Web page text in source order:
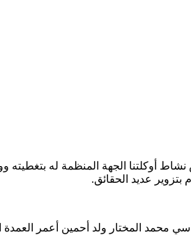
أوكلتنا الجهة المنظمة له بتغطيته
عديد الحقائق.
06-04-2018، والمتعلق بانضمام الوجيه والسياسي